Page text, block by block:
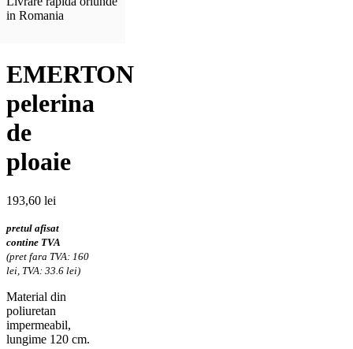
in Romania
EMERTON
pelerina
de
ploaie
193,60 lei
pretul afisat
contine TVA
(pret fara TVA: 160
lei, TVA: 33.6 lei)
Material din
poliuretan
impermeabil,
lungime 120 cm.